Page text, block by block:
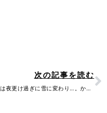
次の記事を読む
雨は夜更け過ぎに雪に変わり…。かの名曲のようなロマンチックな朝を迎えた富士川町です(…